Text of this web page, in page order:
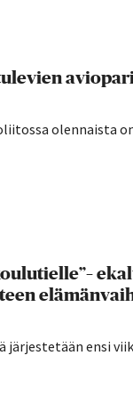
olennaista
ensi